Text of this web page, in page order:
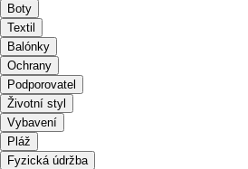
Boty
Textil
Balónky
Ochrany
Podporovatel
Životní styl
Vybavení
Pláž
Fyzická údržba